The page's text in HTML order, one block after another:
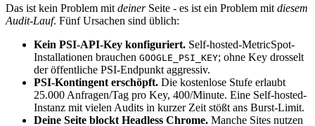
Das ist kein Problem mitdeinerSeite - es ist ein Problem mitdiesem
Audit-Lauf. Fünf Ursachen sind üblich:
Kein PSI-API-Key konfiguriert. Self-hosted-MetricSpot-
Installationen brauchen GOOGLE_PSI_KEY; ohne Key drosselt
der öffentliche PSI-Endpunkt aggressiv.
PSI-Kontingent erschöpft. Die kostenlose Stufe erlaubt
25.000 Anfragen/Tag pro Key, 400/Minute. Eine Self-hosted-
Instanz mit vielen Audits in kurzer Zeit stößt ans Burst-Limit.
Deine Seite blockt Headless Chrome. Manche Sites nutzen